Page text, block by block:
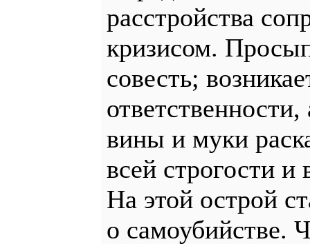
расстройства
кризисом.
совесть;
вины и муки
всей строгости
На этой острой
о самоубийстве.